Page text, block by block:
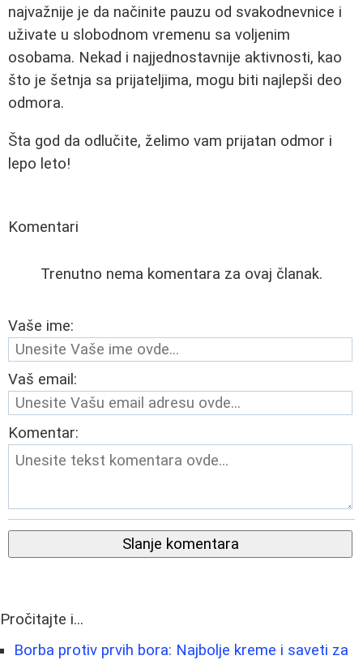
najvažnije je da načinite pauzu od svakodnevnice i
uživate u slobodnom vremenu sa voljenim
osobama. Nekad i najjednostavnije aktivnosti, kao
što je šetnja sa prijateljima, mogu biti najlepši deo
odmora.
Šta god da odlučite, želimo vam prijatan odmor i
lepo leto!
Komentari
Trenutno nema komentara za ovaj članak.
Vaše ime:
Vaš email:
Komentar:
Slanje komentara
Pročitajte i...
Borba protiv prvih bora: Najbolje kreme i saveti za